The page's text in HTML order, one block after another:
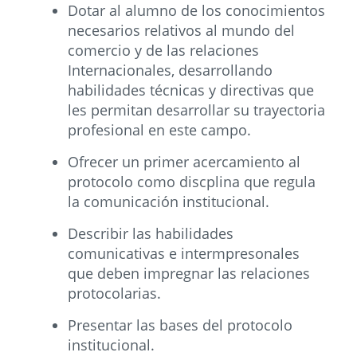
Dotar al alumno de los conocimientos
necesarios relativos al mundo del
comercio y de las relaciones
Internacionales, desarrollando
habilidades técnicas y directivas que
les permitan desarrollar su trayectoria
profesional en este campo.
Ofrecer un primer acercamiento al
protocolo como discplina que regula
la comunicación institucional.
Describir las habilidades
comunicativas e intermpresonales
que deben impregnar las relaciones
protocolarias.
Presentar las bases del protocolo
institucional.